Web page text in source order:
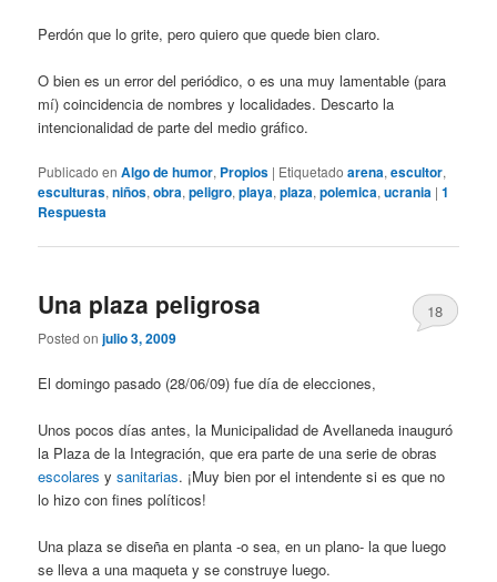
Perdón que lo grite, pero quiero que quede bien claro.
O bien es un error del periódico, o es una muy lamentable (para
mí) coincidencia de nombres y localidades. Descarto la
intencionalidad de parte del medio gráfico.
Publicado en Algo de humor, Propios | Etiquetado arena,escultor,
esculturas,niños,obra,peligro,playa,plaza,polemica,ucrania |1
Respuesta
Una plaza peligrosa
Posted onjulio 3, 2009
18
El domingo pasado (28/06/09) fue día de elecciones,
Unos pocos días antes, la Municipalidad de Avellaneda inauguró
la Plaza de la Integración, que era parte de una serie de obras
escolares ysanitarias. ¡Muy bien por el intendente si es que no
lo hizo con fines políticos!
Una plaza se diseña en planta -o sea, en un plano- la que luego
se lleva a una maqueta y se construye luego.